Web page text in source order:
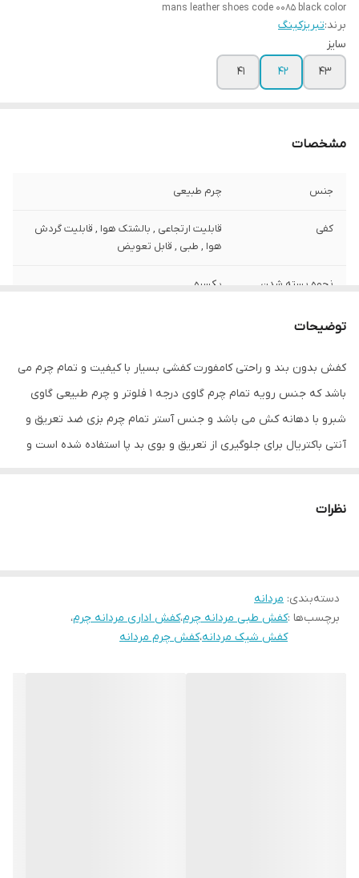
mans leather shoes code 0085 black color
برند:تبریزکینگ
سایز
43
42
41
مشخصات
جنس چرم طبیعی
کفی
قابلیت ارتجاعی , بالشتک هوا , قابلیت گردش
هوا , طبی , قابل تعویض
نحوه بسته شدن
یکسره
جزئیات
ظاهری شیک و بروز با استایل اسپورت و کژوال
با ترکیب رنگ زیبای مشکی طوسی قابل ست با
انواع شلوارهای جین و کتان و پارچه ای
کشور تولید کننده
توضیحات
کفش بدون بند و راحتی کامفورت کفشی بسیار با کیفیت و تمام چرم می
باشد که جنس رویه تمام چرم گاوی درجه 1 فلوتر و چرم طبیعی گاوی
شبرو با دهانه کش می باشد و جنس آستر تمام چرم بزی ضد تعریق و
آنتی باکتریال برای جلوگیری از تعریق و بوی بد پا استفاده شده است و
نظرات
دسته‌بندی: مردانه
برچسب‌ها :کفش طبی مردانه چرم،کفش اداری مردانه چرم،
کفش شیک مردانه،کفش چرم مردانه